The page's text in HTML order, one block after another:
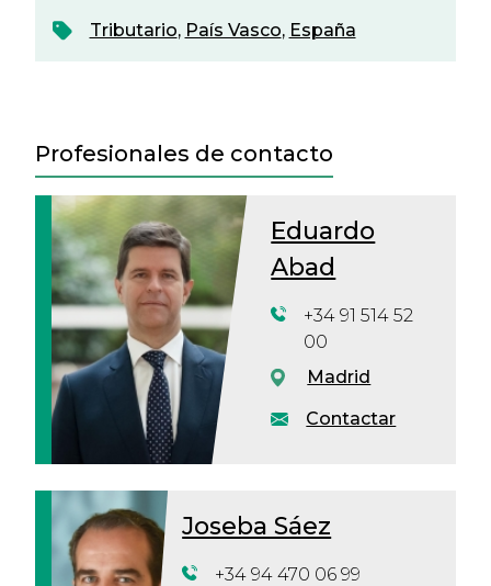
Tributario, País Vasco, España
Profesionales de contacto
Eduardo
Abad
Contactar
+34 91 514 52
00
Madrid
Joseba Sáez
+34 94 470 06 99